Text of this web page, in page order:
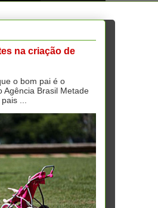
na criação de
o bom pai é o
Agência Brasil Metade
...